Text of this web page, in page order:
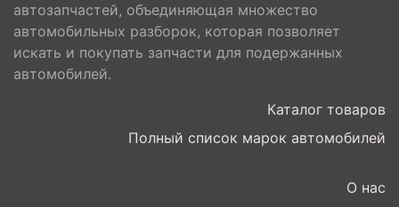
автозапчастей, объединяющая множество
автомобильных разборок, которая позволяет
искать и покупать запчасти для подержанных
автомобилей.
Каталог товаров
Полный список марок автомобилей
О нас